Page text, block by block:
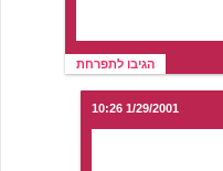
הגיבו לתפרחת
1/29/2001 10:26